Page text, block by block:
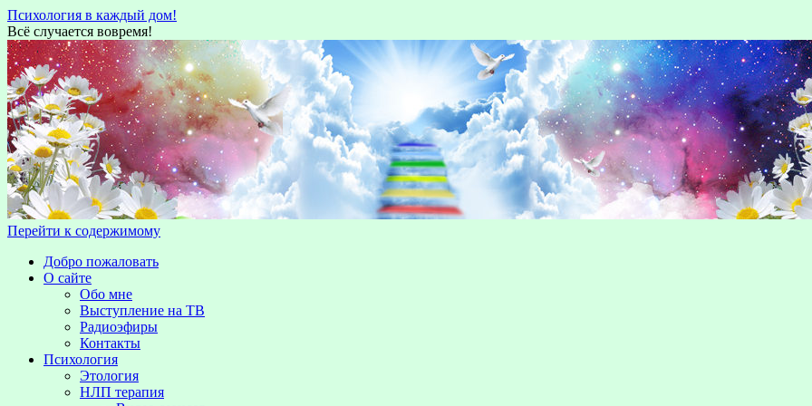
Психология в каждый дом!
Всё случается вовремя!
Перейти к содержимому
Добро пожаловать
О сайте
Обо мне
Выступление на TВ
Радиоэфиры
Контакты
Психология
Этология
НЛП терапия